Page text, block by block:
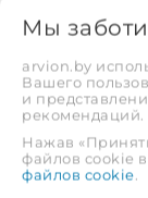
Тип
Диаметр
(DN)
Мы
arvion.by
Вашего
и
рекомендаций.
Нажав
файлов cookie в
файлов cookie